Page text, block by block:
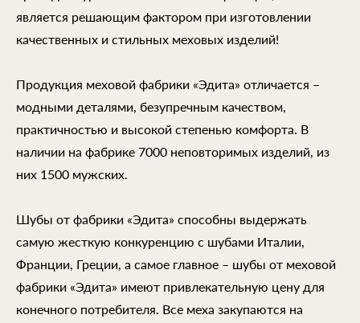
является решающим фактором при изготовлении
качественных и стильных меховых изделий!
Продукция меховой фабрики «Эдита» отличается –
модными деталями, безупречным качеством,
практичностью и высокой степенью комфорта. В
наличии на фабрике 7000 неповторимых изделий, из
них 1500 мужских.
Шубы от фабрики «Эдита» способны выдержать
самую жесткую конкуренцию с шубами Италии,
Франции, Греции, а самое главное – шубы от меховой
фабрики «Эдита» имеют привлекательную цену для
конечного потребителя. Все меха закупаются на